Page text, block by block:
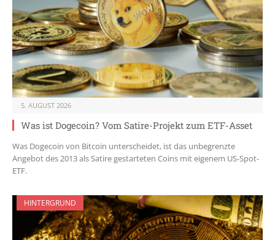
5. AUGUST 2026
Was ist Dogecoin? Vom Satire-Projekt zum ETF-Asset
Was Dogecoin von Bitcoin unterscheidet, ist das unbegrenzte
Angebot des 2013 als Satire gestarteten Coins mit eigenem US-Spot-
ETF.
HINTERGRUND